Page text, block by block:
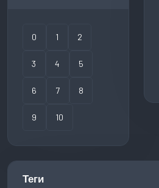
0 1 2
3 4 5
6 7 8
9 10
Теги